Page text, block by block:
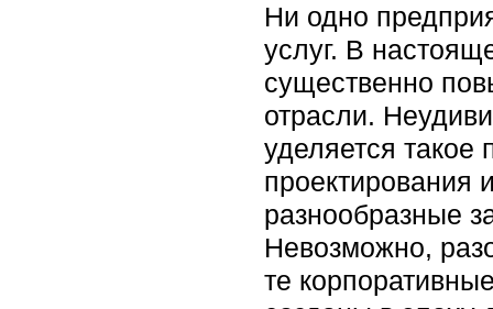
Ни одно
услуг. В
существенно
отрасли.
уделяется такое
проектирования
разнообразные
Невозможно,
те